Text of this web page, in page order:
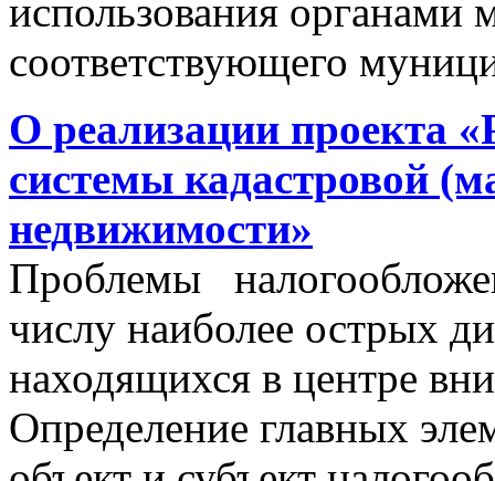
использования органами
соответствующего
О реализации проекта
системы кадастровой
недвижимости»
Проблемы
числу наиболее острых
находящихся в центре
Определение главных